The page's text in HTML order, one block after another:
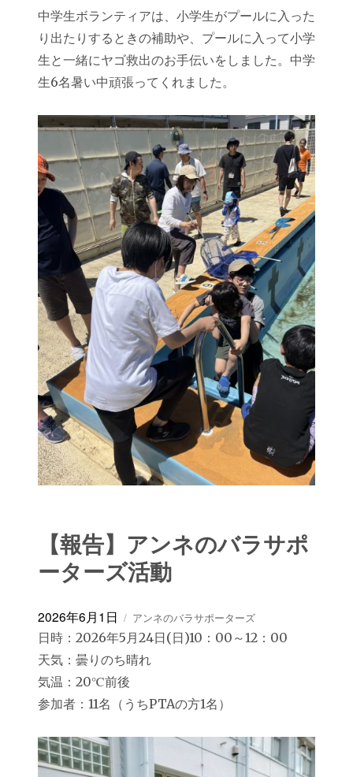
中学生ボランティアは、小学生がプールに入った
り出たりするときの補助や、プールに入って小学
生と一緒にヤゴ救出のお手伝いをしました。中学
生6名暑い中頑張ってくれました。
【報告】アンネのバラサポ
ーターズ活動
投
稿
日:
2026年6月1日
カ
テ
ゴ
リ
アンネのバラサポーターズ
日時：2026年5月24日(日)10：00～12：00
天気：曇りのち晴れ
気温：20℃前後
参加者：11名（うちPTAの方1名）